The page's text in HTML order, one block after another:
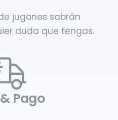
jugones sabrán
duda que tengas.
Pago